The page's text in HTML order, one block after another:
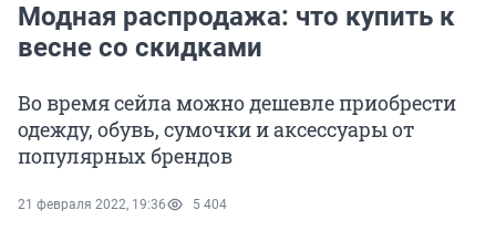
Модная распродажа: что купить к
весне со скидками
Во время сейла можно дешевле приобрести
одежду, обувь, сумочки и аксессуары от
популярных брендов
21 февраля 2022, 19:36 5 404